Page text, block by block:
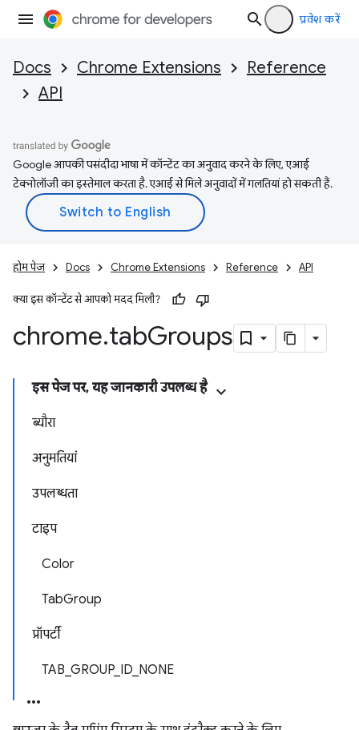
प्रवेश करें
Docs Chrome Extensions
Reference
API
Google आपकी पसंदीदा भाषा में कॉन्टेंट का अनुवाद करने के लिए, एआई
टेक्नोलॉजी का इस्तेमाल करता है. एआई से मिले अनुवादों में गलतियां हो सकती हैं.
होम पेज Docs Chrome Extensions Reference API
क्या इस कॉन्टेंट से आपको मदद मिली?
chrome.tabGroups
इस पेज पर, यह जानकारी उपलब्ध है
ब्यौरा
अनुमतियां
उपलब्धता
टाइप
Color
TabGroup
प्रॉपर्टी
TAB_GROUP_ID_NONE